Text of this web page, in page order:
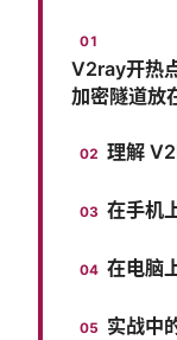
V2ray开热
加密隧道放
理解
在手机
在电脑
实战中